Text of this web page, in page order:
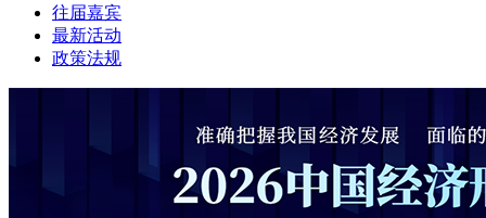
往届嘉宾
最新活动
政策法规